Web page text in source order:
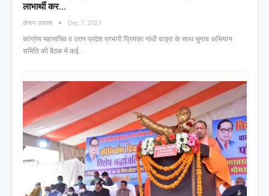
लाभार्थी कर…
कंचन उजाला Dec 7, 2021
कांग्रेस महासचिव व उत्तर प्रदेश प्रभारी प्रियंका गांधी वाड्रा के साथ चुनाव अभियान
समिति की बैठक में कई…